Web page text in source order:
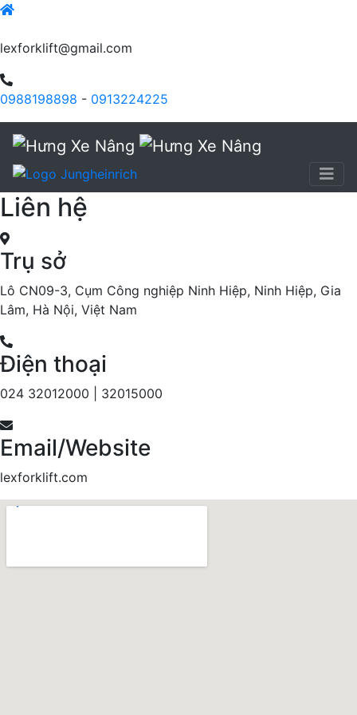
lexforklift@gmail.com
0988198898 - 0913224225
Liên hệ
Trụ sở
Lô CN09-3, Cụm Công nghiệp Ninh Hiệp, Ninh Hiệp, Gia
Lâm, Hà Nội, Việt Nam
Điện thoại
024 32012000 | 32015000
Email/Website
lexforklift.com